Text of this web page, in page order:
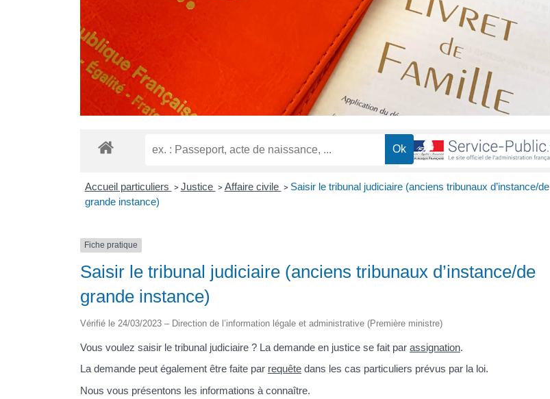
Accueil particuliers > Justice > Affaire civile > Saisir le tribunal judiciaire (anciens tribunaux d’instance/de
grande instance)
Fiche pratique
Saisir le tribunal judiciaire (anciens tribunaux d’instance/de
grande instance)
Vérifié le 24/03/2023 – Direction de l’information légale et administrative (Première ministre)
Vous voulez saisir le tribunal judiciaire ? La demande en justice se fait par assignation.
La demande peut également être faite par requête dans les cas particuliers prévus par la loi.
Nous vous présentons les informations à connaître.